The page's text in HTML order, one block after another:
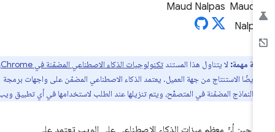
Maud Nalpas
مهمة:لا يتناول هذا المستندتكنولوجيات الذكاء الاصطناعي المضمّنة في Chrome
،
أيضًا الاستنتاج من جهة العميل. يعتمد الذكاء الاصطناعي المضمّن على واجهات برمجة
والنماذج المضمّنة في المتصفّح، ويتم تنزيلها عند الطلب لاستخدامها في أي تطبيق ويب.
حين أنّ معظم ميزات الذكاء الاصطناعي على الويب تعتمد على